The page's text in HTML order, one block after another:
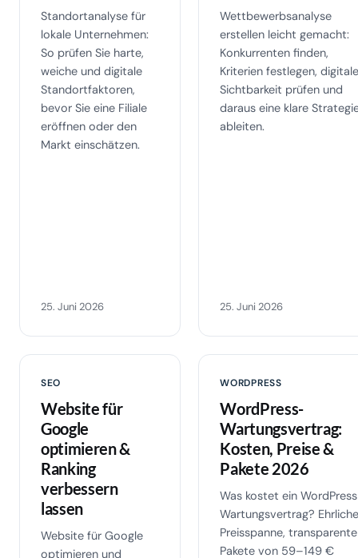
Standortanalyse für
lokale Unternehmen:
So prüfen Sie harte,
weiche und digitale
Standortfaktoren,
bevor Sie eine Filiale
eröffnen oder den
Markt einschätzen.
25. Juni 2026
Wettbewerbsanalyse
erstellen leicht gemacht:
Konkurrenten finden,
Kriterien festlegen,
Sichtbarkeit prüfen und
daraus eine klare
ableiten.
25. Juni 2026
SEO
Website für
Google
optimieren &
Ranking
verbessern
lassen
Website für Google
optimieren und
WORDPRESS
WordPress-
Wartungsvertrag:
Kosten, Preise &
Pakete 2026
Was kostet ein
Wartungsvertrag?
Preisspanne, transparente
Pakete von 59–149 €